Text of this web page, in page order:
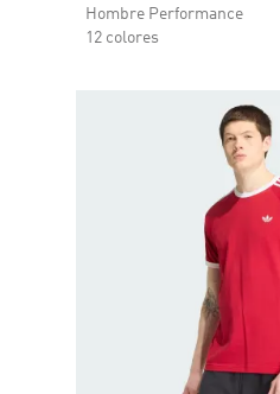
Hombre Performance
12 colores